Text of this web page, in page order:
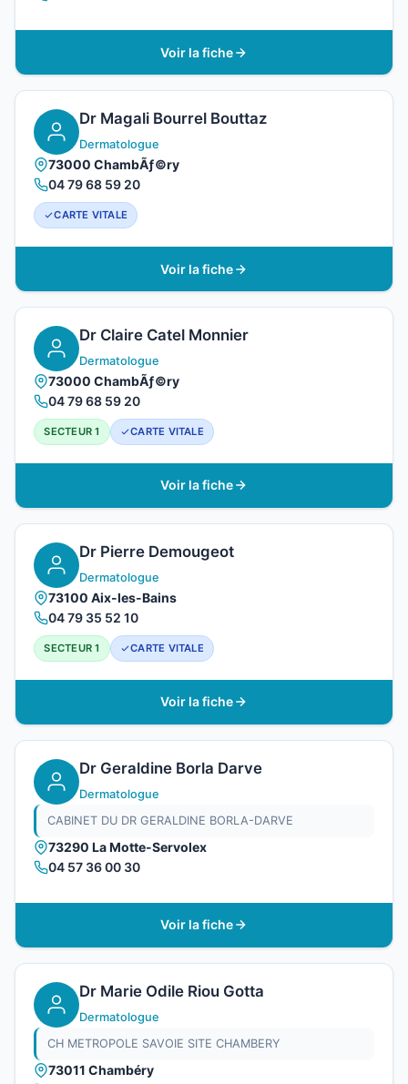
Voir la fiche
Dr Magali Bourrel Bouttaz
Dermatologue
73000 ChambÃƒ©ry
04 79 68 59 20
CARTE VITALE
Voir la fiche
Dr Claire Catel Monnier
Dermatologue
73000 ChambÃƒ©ry
04 79 68 59 20
SECTEUR 1 CARTE VITALE
Voir la fiche
Dr Pierre Demougeot
Dermatologue
73100 Aix-les-Bains
04 79 35 52 10
SECTEUR 1 CARTE VITALE
Voir la fiche
Dr Geraldine Borla Darve
Dermatologue
CABINET DU DR GERALDINE BORLA-DARVE
73290 La Motte-Servolex
04 57 36 00 30
Voir la fiche
Dr Marie Odile Riou Gotta
Dermatologue
CH METROPOLE SAVOIE SITE CHAMBERY
73011 Chambéry